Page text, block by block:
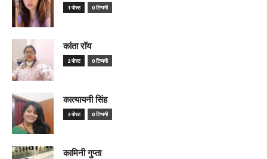
1 पोस्ट 0 टिप्पणी
कांता रॉय
2 पोस्ट 0 टिप्पणी
कात्यायनी सिंह
3 पोस्ट 0 टिप्पणी
कामिनी गुप्ता